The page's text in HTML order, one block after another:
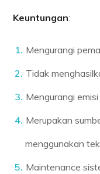
Keuntungan:
Mengurangi
Tidak
Mengurangi
Merupakan
menggunakan
Maintenance